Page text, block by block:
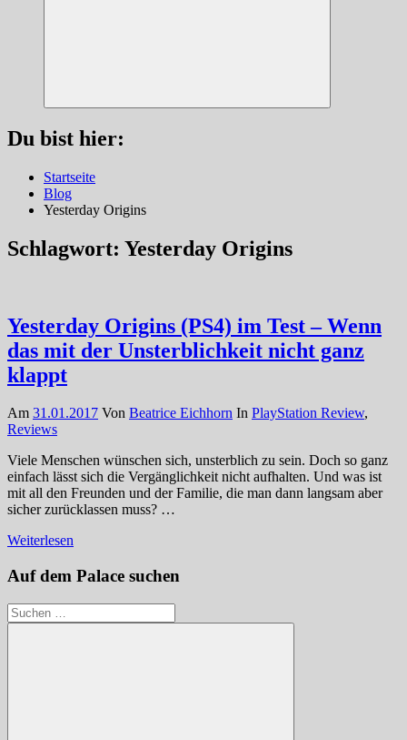
Suchen
Du bist hier:
Startseite
Blog
Yesterday Origins
Schlagwort: Yesterday Origins
Yesterday Origins (PS4) im Test – Wenn
das mit der Unsterblichkeit nicht ganz
klappt
Am 31.01.2017 Von Beatrice Eichhorn In PlayStation Review,
Reviews
Viele Menschen wünschen sich, unsterblich zu sein. Doch so ganz
einfach lässt sich die Vergänglichkeit nicht aufhalten. Und was ist
mit all den Freunden und der Familie, die man dann langsam aber
sicher zurücklassen muss? …
Weiterlesen
Auf dem Palace suchen
Suchen
nach: